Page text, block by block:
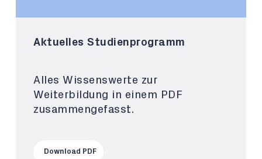
Aktuelles Studienprogramm
Alles Wissenswerte zur
Weiterbildung in einem PDF
zusammengefasst.
Download PDF